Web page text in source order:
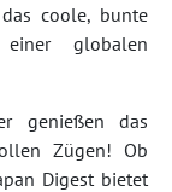
coole, bunte
globalen
genießen das
Zügen! Ob
Digest bietet